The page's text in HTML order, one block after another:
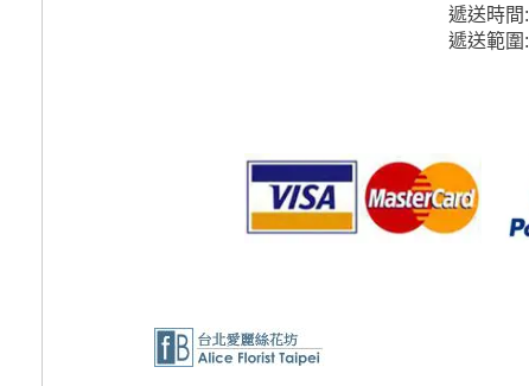
遞送時間:
遞送範圍: